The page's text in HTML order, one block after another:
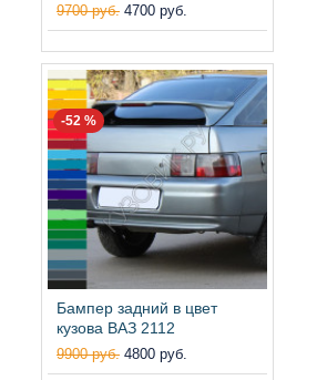
9700 руб. 4700 руб.
-52 %
Бампер задний в цвет
кузова ВАЗ 2112
9900 руб. 4800 руб.